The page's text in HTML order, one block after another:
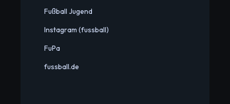
Fußball Jugend
Instagram (fussball)
FuPa
fussball.de